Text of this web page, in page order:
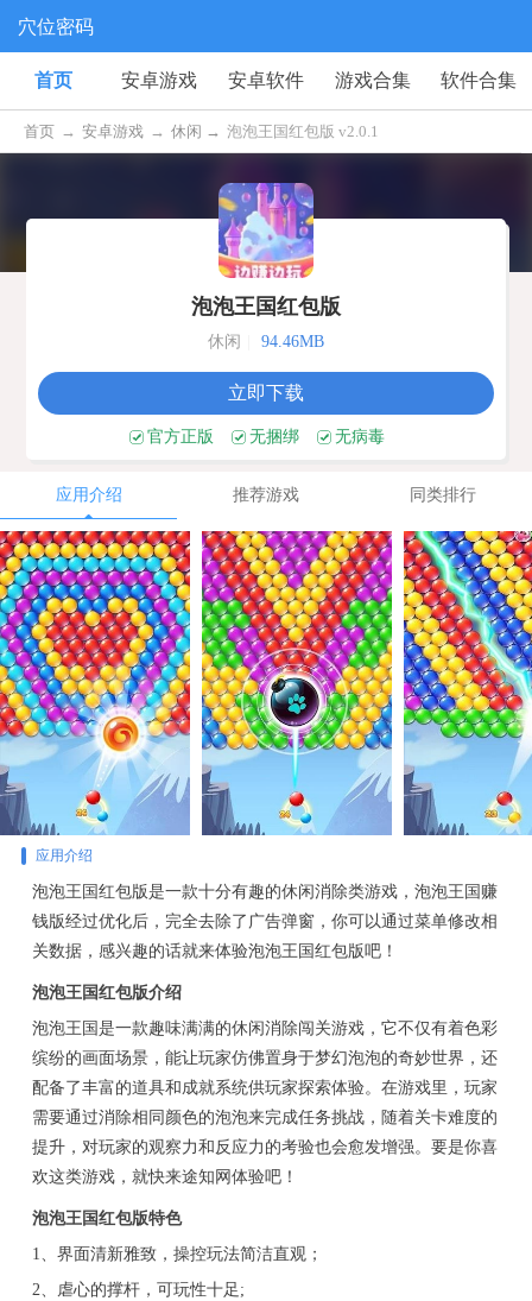
穴位密码
首页 安卓游戏 安卓软件 游戏合集 软件合集
首页 → 安卓游戏 → 休闲 → 泡泡王国红包版 v2.0.1
泡泡王国红包版
休闲 94.46MB
立即下载
官方正版 无捆绑 无病毒
应用介绍 推荐游戏 同类排行
应用介绍
泡泡王国红包版是一款十分有趣的休闲消除类游戏，泡泡王国赚
钱版经过优化后，完全去除了广告弹窗，你可以通过菜单修改相
关数据，感兴趣的话就来体验泡泡王国红包版吧！
泡泡王国红包版介绍
泡泡王国是一款趣味满满的休闲消除闯关游戏，它不仅有着色彩
缤纷的画面场景，能让玩家仿佛置身于梦幻泡泡的奇妙世界，还
配备了丰富的道具和成就系统供玩家探索体验。在游戏里，玩家
需要通过消除相同颜色的泡泡来完成任务挑战，随着关卡难度的
提升，对玩家的观察力和反应力的考验也会愈发增强。要是你喜
欢这类游戏，就快来途知网体验吧！
泡泡王国红包版特色
1、界面清新雅致，操控玩法简洁直观；
2、虐心的撑杆，可玩性十足;